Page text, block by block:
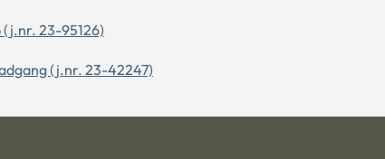
23-95126)
(j.nr. 23-42247)